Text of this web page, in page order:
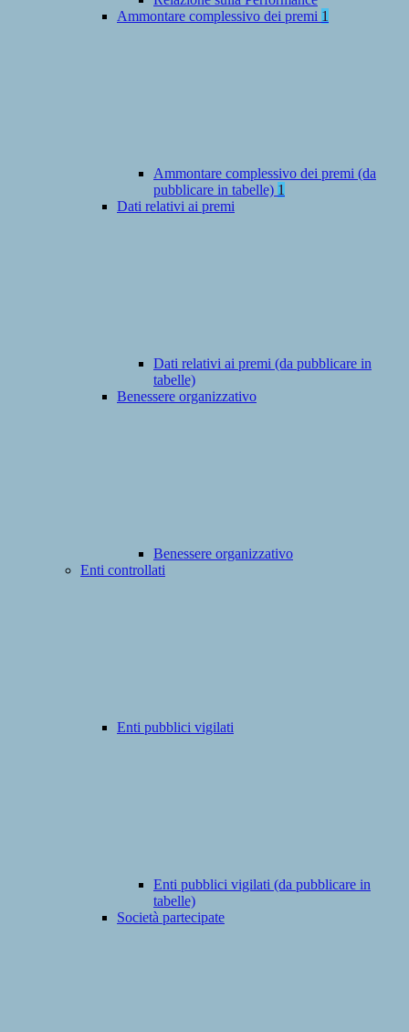
Ammontare complessivo dei premi 1
Ammontare complessivo dei premi (da
pubblicare in tabelle) 1
Dati relativi ai premi
Dati relativi ai premi (da pubblicare in
tabelle)
Benessere organizzativo
Benessere organizzativo
Enti controllati
Enti pubblici vigilati
Enti pubblici vigilati (da pubblicare in
tabelle)
Società partecipate